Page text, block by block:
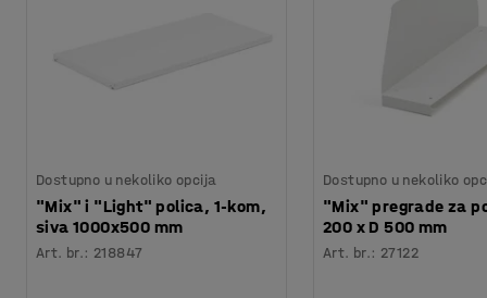
Dostupno u nekoliko opcija
"Mix" i "Light" polica, 1-kom,
siva 1000x500 mm
Art. br.: 218847
Dostupno u nekoliko
"Mix" pregrade za
200 x D 500 mm
Art. br.: 27122